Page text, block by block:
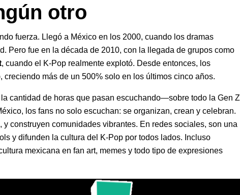
otro
fuerza. Llegó a México en los 2000, cuando los dramas
Pero fue en la década de 2010, con la llegada de grupos como
, cuando el K-Pop realmente explotó. Desde entonces, los
más de un 500% solo en los últimos cinco años.
cantidad de horas que pasan escuchando—sobre todo la Gen Z
los fans no solo escuchan: se organizan, crean y celebran.
construyen comunidades vibrantes. En redes sociales, son una
y difunden la cultura del K-Pop por todos lados. Incluso
mexicana en fan art, memes y todo tipo de expresiones